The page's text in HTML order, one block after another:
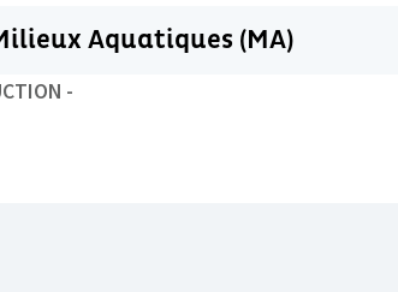
Aquatiques (MA)
-